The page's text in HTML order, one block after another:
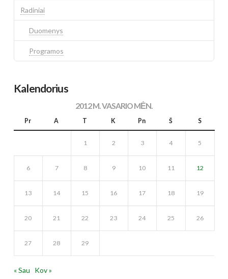
Radiniai
Duomenys
Programos
Kalendorius
2012 M. VASARIO MĖN.
Pr A T K Pn Š S
1 2 3 4 5
6 7 8 9 10 11 12
13 14 15 16 17 18 19
20 21 22 23 24 25 26
27 28 29
« Sau Kov »